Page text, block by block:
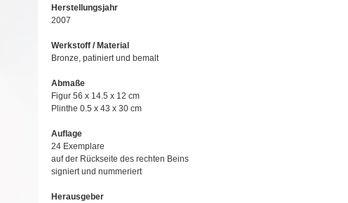
Herstellungsjahr
2007
Werkstoff / Material
Bronze, patiniert und bemalt
Abmaße
Figur 56 x 14.5 x 12 cm
Plinthe 0.5 x 43 x 30 cm
Auflage
24 Exemplare
auf der Rückseite des rechten Beins
signiert und nummeriert
Herausgeber